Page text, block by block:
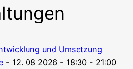
und Umset­zung
- 12. 08 2026 - 18:30 - 21:00